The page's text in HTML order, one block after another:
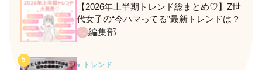
【2026年上半期トレンド総まとめ♡】Z世
代女子の“今ハマってる”最新トレンドは？
ネクストバズ予報もチェック♪
編集部
● トレンド